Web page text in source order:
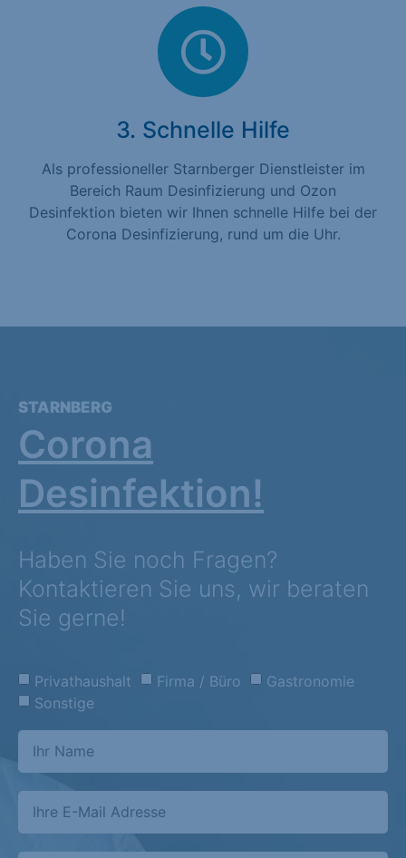
3. Schnelle Hilfe
Als professioneller Starnberger Dienstleister im
Bereich Raum Desinfizierung und Ozon
Desinfektion bieten wir Ihnen schnelle Hilfe bei der
Corona Desinfizierung, rund um die Uhr.
STARNBERG
Corona
Desinfektion!
Haben Sie noch Fragen?
Kontaktieren Sie uns, wir beraten
Sie gerne!
Privathaushalt Firma / Büro
Gastronomie
Sonstige